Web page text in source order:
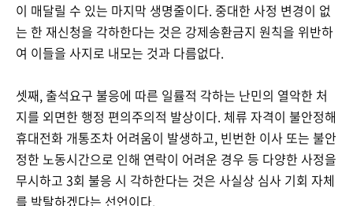
이 매달릴 수 있는 마지막 생명줄이다. 중대한 사정 변경이 없
는 한 재신청을 각하한다는 것은 강제송환금지 원칙을 위반하
여 이들을 사지로 내모는 것과 다름없다.
셋째, 출석요구 불응에 따른 일률적 각하는 난민의 열악한 처
지를 외면한 행정 편의주의적 발상이다. 체류 자격이 불안정해
휴대전화 개통조차 어려움이 발생하고, 빈번한 이사 또는 불안
정한 노동시간으로 인해 연락이 어려운 경우 등 다양한 사정을
무시하고 3회 불응 시 각하한다는 것은 사실상 심사 기회 자체
를 박탈하겠다는 선언이다.